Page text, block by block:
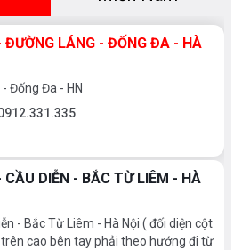
Cảnh báo
Âm báo kết thúc, Thời gian còn lại, Kết
Không
Không
ĐƯỜNG LÁNG - ĐỐNG ĐA - HÀ
Đống Đa - HN
CẦU DIỄN - BẮC TỪ LIÊM - HÀ
- Bắc Từ Liêm - Hà Nội ( đối diện cột
cao bên tay phải theo hướng đi từ